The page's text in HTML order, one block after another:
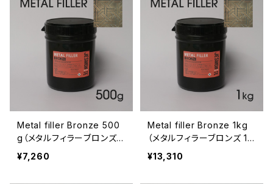
Metal filler Bronze 500
g（メタルフィラーブロンズ 5
00g）
¥7,260
Metal filler Bronze 1kg
（メタルフィラーブロンズ 1k
g）
¥13,310